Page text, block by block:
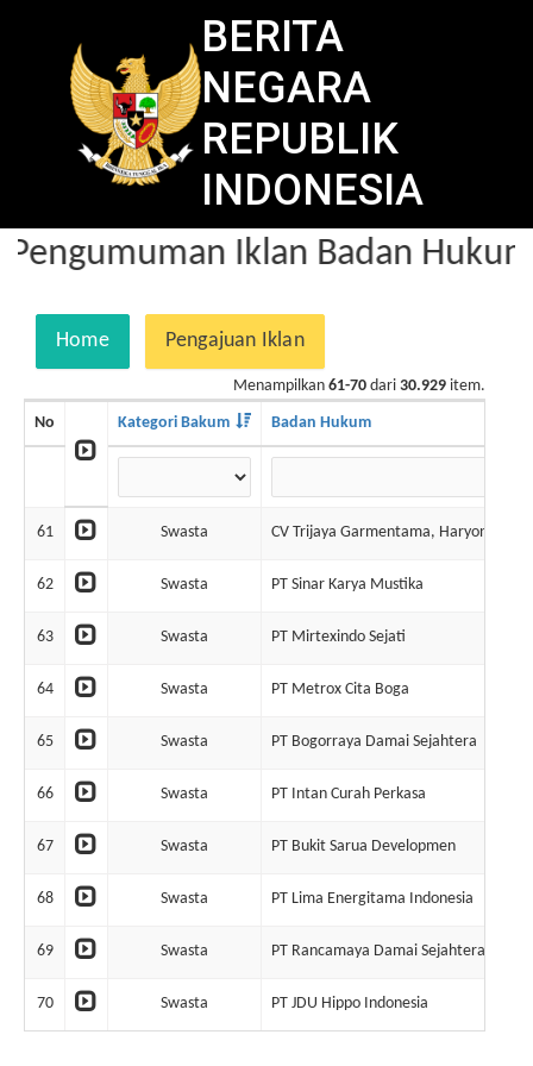
BERITA
NEGARA
REPUBLIK
INDONESIA
Pengumuman Iklan Badan
Home Pengajuan Iklan
Menampilkan 61-70 dari 30.929 item.
No Kategori Bakum Badan Hukum
61 Swasta CV Trijaya Garmentama, Haryono
62 Swasta PT Sinar Karya Mustika
63 Swasta PT Mirtexindo Sejati
64 Swasta PT Metrox Cita Boga
65 Swasta PT Bogorraya Damai Sejahtera
66 Swasta PT Intan Curah Perkasa
67 Swasta PT Bukit Sarua Developmen
68 Swasta PT Lima Energitama Indonesia
69 Swasta PT Rancamaya Damai Sejahtera
70 Swasta PT JDU Hippo Indonesia